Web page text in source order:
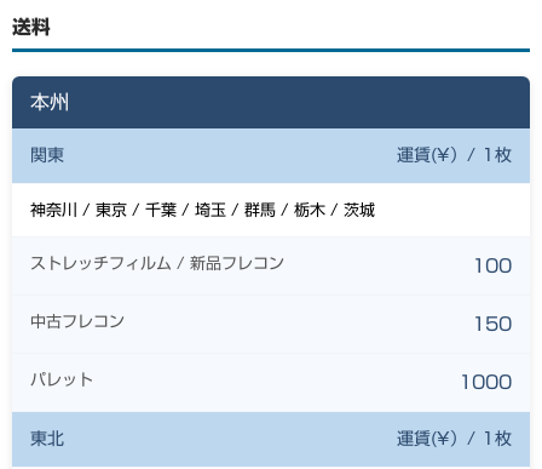
送料
本州
関東 運賃(¥）/ 1枚
神奈川 / 東京 / 千葉 / 埼玉 / 群馬 / 栃木 / 茨城
ストレッチフィルム / 新品フレコン 100
中古フレコン 150
パレット 1000
東北 運賃(¥）/ 1枚